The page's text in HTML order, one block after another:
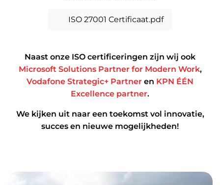
PDF Bestand
ISO 27001 Certificaat.pdf
Naast onze ISO certificeringen zijn wij ook
Microsoft Solutions Partner for Modern Work,
Vodafone Strategic+ Partner en KPN ÉÉN
Excellence partner.
We kijken uit naar een toekomst vol innovatie,
succes en nieuwe mogelijkheden!